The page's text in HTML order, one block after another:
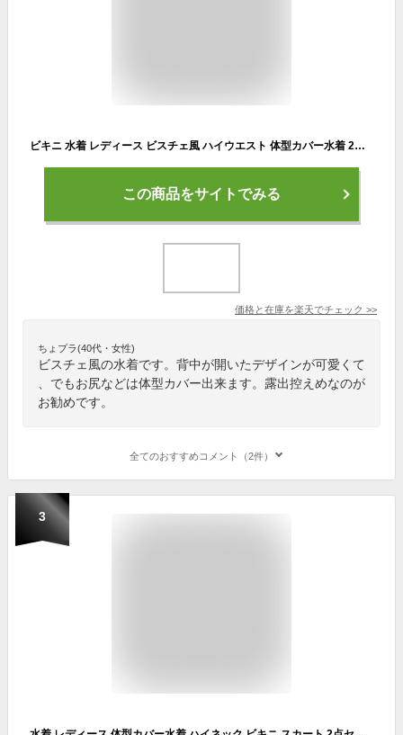
ビキニ 水着 レディース ビスチェ風 ハイウエスト 体型カバー水着 2点セット バックシャン バックフリル かわいい おしゃれ セパレート パッド一体型 ワイヤー入り ギンガムチェック セクシー お尻 太もも カバーアップ 露出控えめ ママ水着 20代 30代 40代 即日発送
この商品をサイトでみる
価格と在庫を楽天でチェック >>
ちょプラ(40代・女性)
ビスチェ風の水着です。背中が開いたデザインが可愛くて
、でもお尻などは体型カバー出来ます。露出控えめなのが
お勧めです。
全てのおすすめコメント（2件）
3